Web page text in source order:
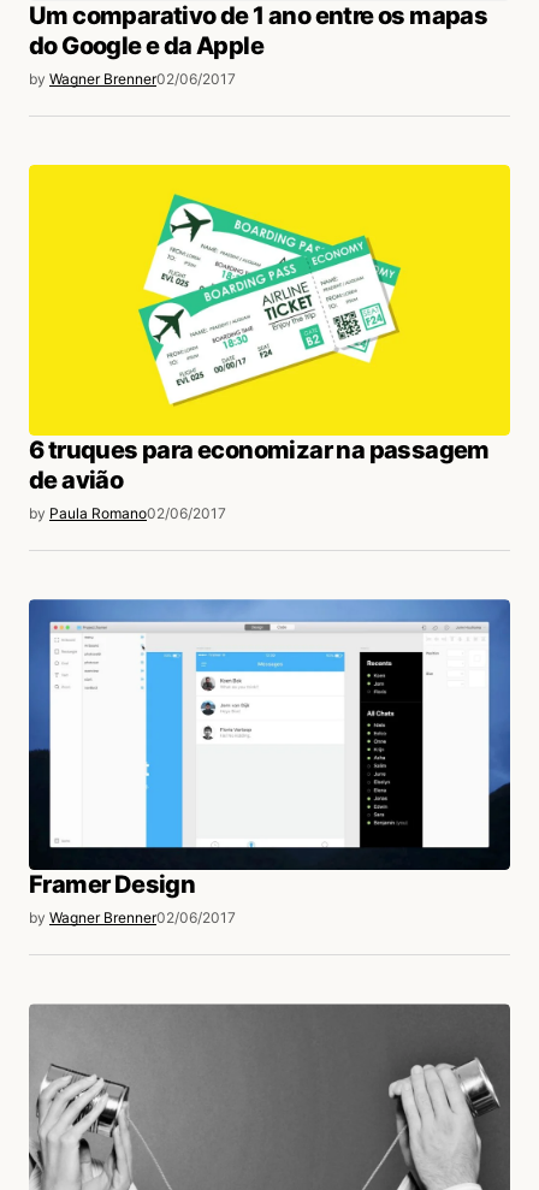
Um comparativo de 1 ano entre os mapas
do Google e da Apple
by Wagner Brenner02/06/2017
6 truques para economizar na passagem
de avião
by Paula Romano02/06/2017
Framer Design
by Wagner Brenner02/06/2017